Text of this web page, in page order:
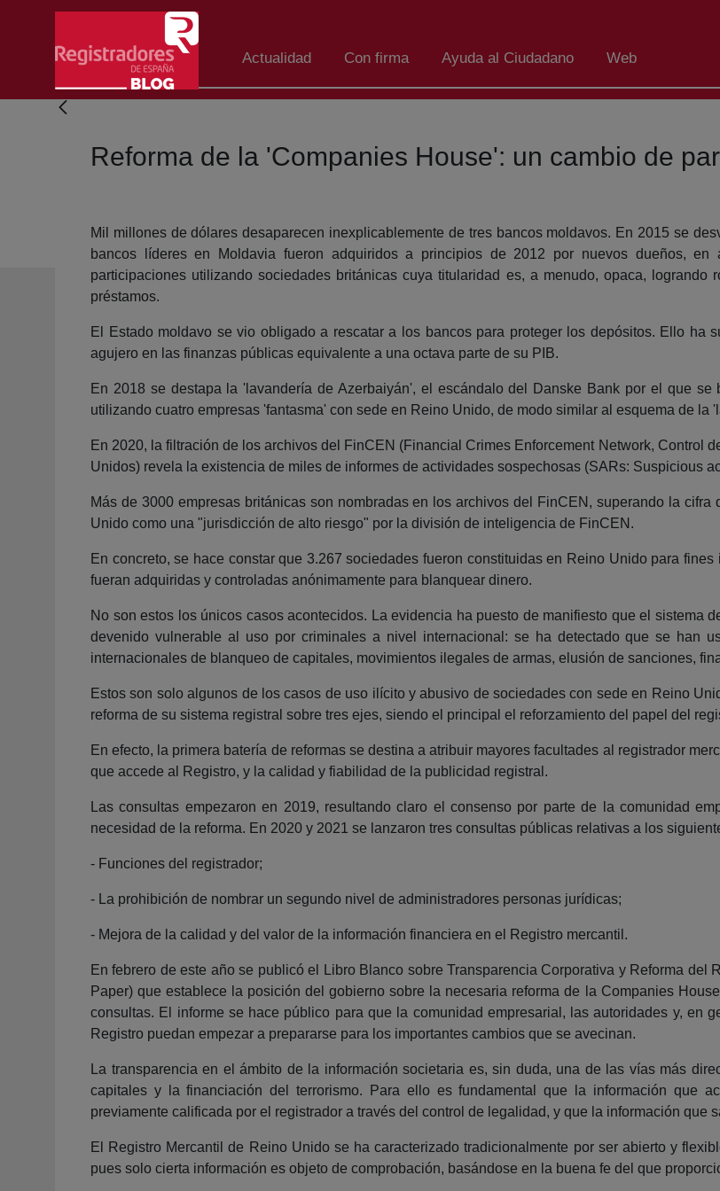
Saltar al contenido principal
Actualidad Con firma Ayuda al Ciudadano Web
Reforma de la 'Companies House': un cambio de
Mil millones de dólares desaparecen inexplicablemente de tres bancos moldavos. En 2015 se
bancos líderes en Moldavia fueron adquiridos a principios de 2012 por nuevos dueños,
participaciones utilizando sociedades británicas cuya titularidad es, a menudo, opaca,
préstamos.
El Estado moldavo se vio obligado a rescatar a los bancos para proteger los depósitos. Ello ha
agujero en las finanzas públicas equivalente a una octava parte de su PIB.
En 2018 se destapa la 'lavandería de Azerbaiyán', el escándalo del Danske Bank por el que
utilizando cuatro empresas 'fantasma' con sede en Reino Unido, de modo similar al esquema de la
En 2020, la filtración de los archivos del FinCEN (Financial Crimes Enforcement Network, Control
Unidos) revela la existencia de miles de informes de actividades sospechosas (SARs: Suspicious
Más de 3000 empresas británicas son nombradas en los archivos del FinCEN, superando la
Unido como una "jurisdicción de alto riesgo" por la división de inteligencia de FinCEN.
En concreto, se hace constar que 3.267 sociedades fueron constituidas en Reino Unido para
fueran adquiridas y controladas anónimamente para blanquear dinero.
No son estos los únicos casos acontecidos. La evidencia ha puesto de manifiesto que el sistema
devenido vulnerable al uso por criminales a nivel internacional: se ha detectado que se han
internacionales de blanqueo de capitales, movimientos ilegales de armas, elusión de sanciones,
Estos son solo algunos de los casos de uso ilícito y abusivo de sociedades con sede en Reino
reforma de su sistema registral sobre tres ejes, siendo el principal el reforzamiento del papel del
En efecto, la primera batería de reformas se destina a atribuir mayores facultades al registrador
que accede al Registro, y la calidad y fiabilidad de la publicidad registral.
Las consultas empezaron en 2019, resultando claro el consenso por parte de la comunidad
necesidad de la reforma. En 2020 y 2021 se lanzaron tres consultas públicas relativas a los
- Funciones del registrador;
- La prohibición de nombrar un segundo nivel de administradores personas jurídicas;
- Mejora de la calidad y del valor de la información financiera en el Registro mercantil.
En febrero de este año se publicó el Libro Blanco sobre Transparencia Corporativa y Reforma del
Paper) que establece la posición del gobierno sobre la necesaria reforma de la Companies
consultas. El informe se hace público para que la comunidad empresarial, las autoridades y, en
Registro puedan empezar a prepararse para los importantes cambios que se avecinan.
La transparencia en el ámbito de la información societaria es, sin duda, una de las vías más
capitales y la financiación del terrorismo. Para ello es fundamental que la información que
previamente calificada por el registrador a través del control de legalidad, y que la información que
El Registro Mercantil de Reino Unido se ha caracterizado tradicionalmente por ser abierto y
pues solo cierta información es objeto de comprobación, basándose en la buena fe del que